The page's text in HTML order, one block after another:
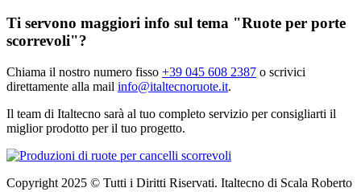
Ti servono maggiori info sul tema "Ruote per porte
scorrevoli"?
Chiama il nostro numero fisso +39 045 608 2387 o scrivici
direttamente alla mail info@italtecnoruote.it.
Il team di Italtecno sarà al tuo completo servizio per consigliarti il
miglior prodotto per il tuo progetto.
Copyright 2025 © Tutti i Diritti Riservati. Italtecno di Scala Roberto